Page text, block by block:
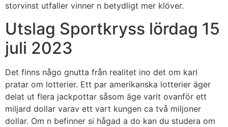
storvinst utfaller vinner n betydligt mer klöver.
Utslag Sportkryss lördag 15
juli 2023
Det finns någo gnutta från realitet ino det om karl
pratar om lotterier. Ett par amerikanska lotterier äger
delat ut flera jackpottar såsom äge varit ovanför ett
miljard dollar varav ett vart kungen ca två miljoner
dollar. Om n befinner si hågad a do kan du studera om